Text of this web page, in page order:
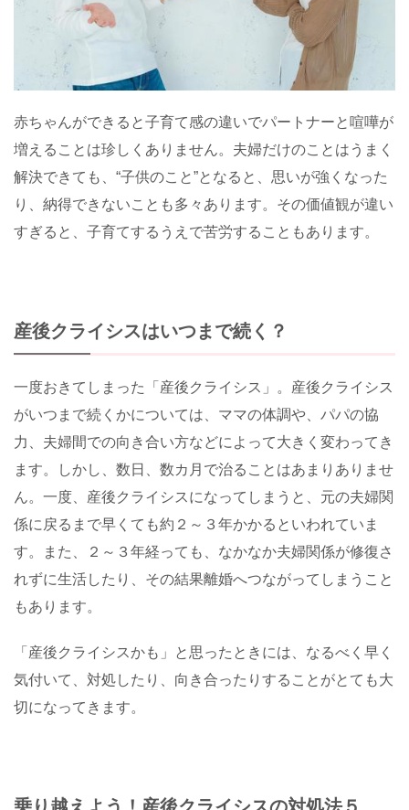
赤ちゃんができると子育て感の違いでパートナーと喧嘩が
増えることは珍しくありません。夫婦だけのことはうまく
解決できても、“子供のこと”となると、思いが強くなった
り、納得できないことも多々あります。その価値観が違い
すぎると、子育てするうえで苦労することもあります。
産後クライシスはいつまで続く？
一度おきてしまった「産後クライシス」。産後クライシス
がいつまで続くかについては、ママの体調や、パパの協
力、夫婦間での向き合い方などによって大きく変わってき
ます。しかし、数日、数カ月で治ることはあまりありませ
ん。一度、産後クライシスになってしまうと、元の夫婦関
係に戻るまで早くても約２～３年かかるといわれていま
す。また、２～３年経っても、なかなか夫婦関係が修復さ
れずに生活したり、その結果離婚へつながってしまうこと
もあります。
「産後クライシスかも」と思ったときには、なるべく早く
気付いて、対処したり、向き合ったりすることがとても大
切になってきます。